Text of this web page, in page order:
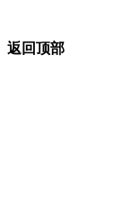
返回顶部